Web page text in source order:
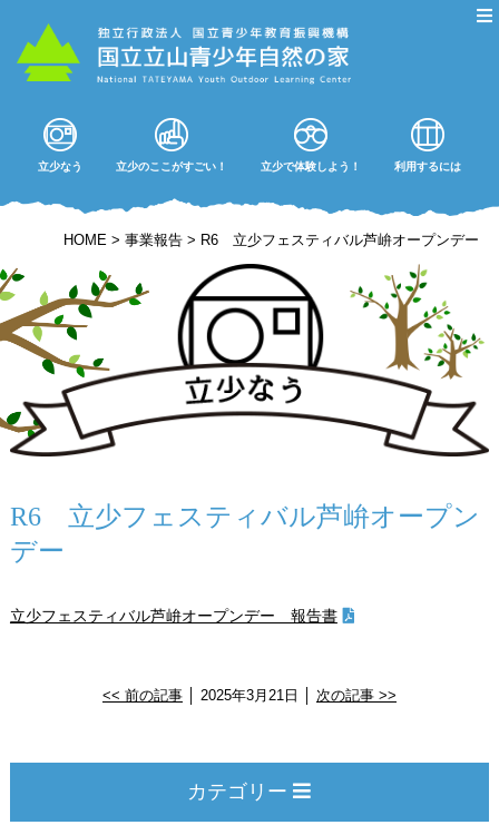
立少なう 立少のここがすごい！ 立少で体験しよう！ 利用するには
HOME >事業報告 > R6 立少フェスティバル芦峅オープンデー
R6 立少フェスティバル芦峅オープン
デー
立少フェスティバル芦峅オープンデー 報告書
<< 前の記事│ 2025年3月21日 │ 次の記事 >>
カテゴリー